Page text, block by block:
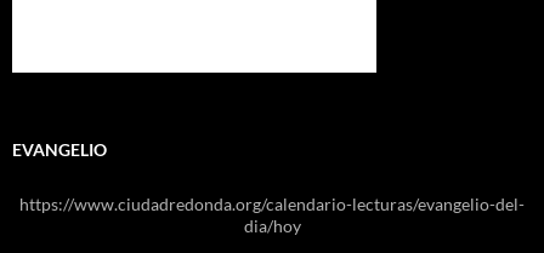
EVANGELIO
https://www.ciudadredonda.org/calendario-lecturas/evangelio-del-
dia/hoy